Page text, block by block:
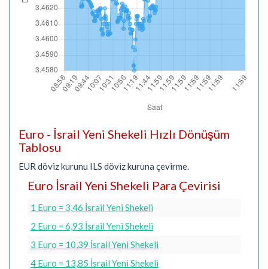
Euro - İsrail Yeni Shekeli Hızlı Dönüşüm
Tablosu
EUR döviz kurunu ILS döviz kuruna çevirme.
Euro İsrail Yeni Shekeli Para Çevirisi
1 Euro = 3,46 İsrail Yeni Shekeli
2 Euro = 6,93 İsrail Yeni Shekeli
3 Euro = 10,39 İsrail Yeni Shekeli
4 Euro = 13,85 İsrail Yeni Shekeli